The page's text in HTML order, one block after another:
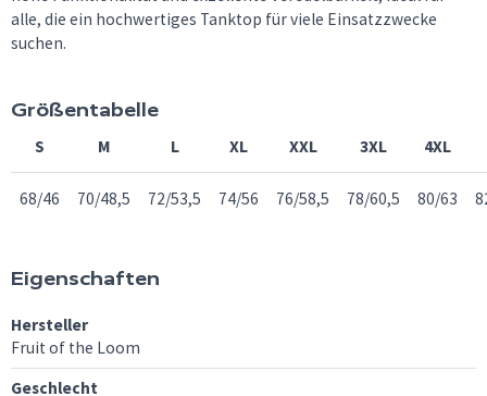
alle, die ein hochwertiges Tanktop für viele Einsatzzwecke
suchen.
Größentabelle
S M L XL XXL 3XL 4XL
68/46 70/48,5 72/53,5 74/56 76/58,5 78/60,5 80/63
Eigenschaften
Hersteller
Fruit of the Loom
Geschlecht